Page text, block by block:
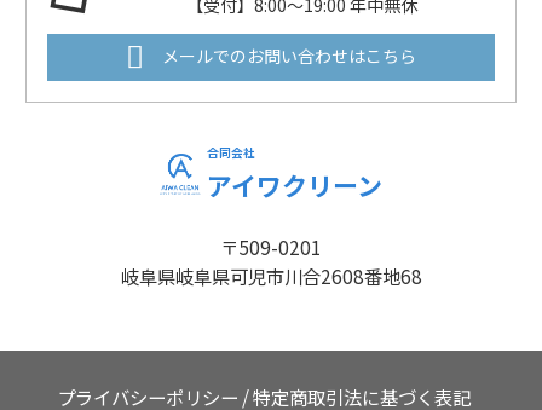
【受付】8:00～19:00 年中無休
メールでのお問い合わせはこちら
合同会社
アイワクリーン
〒509-0201
岐阜県岐阜県可児市川合2608番地68
プライバシーポリシー /特定商取引法に基づく表記